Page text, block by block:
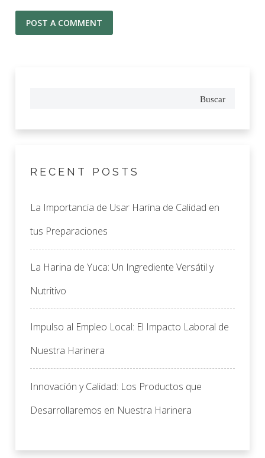
Buscar
RECENT POSTS
La Importancia de Usar Harina de Calidad en
tus Preparaciones
La Harina de Yuca: Un Ingrediente Versátil y
Nutritivo
Impulso al Empleo Local: El Impacto Laboral de
Nuestra Harinera
Innovación y Calidad: Los Productos que
Desarrollaremos en Nuestra Harinera